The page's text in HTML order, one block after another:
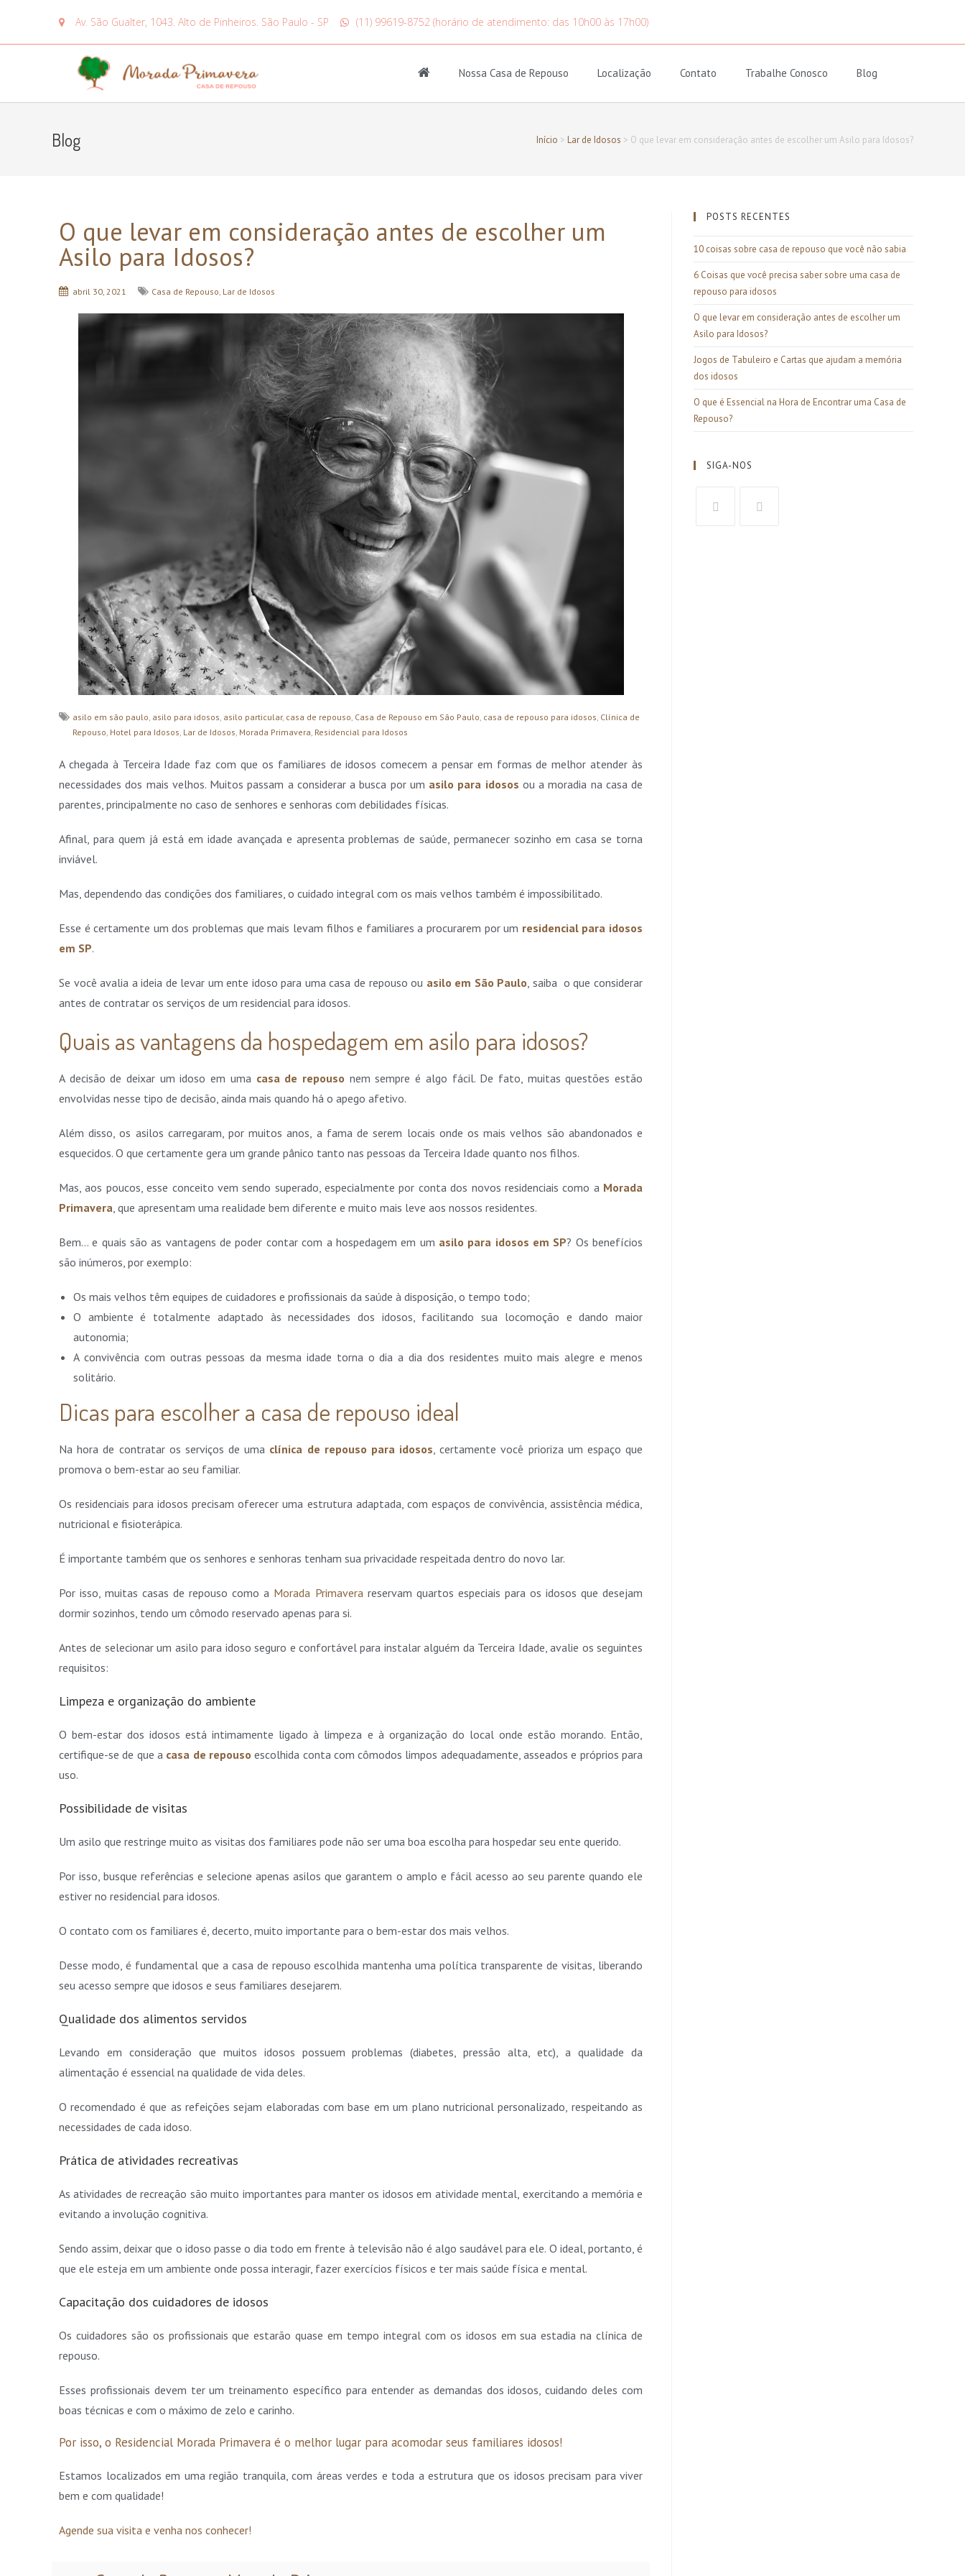
Av. São Gualter, 1043. Alto de Pinheiros. São Paulo - SP (11) 99619-8752 (horário de atendimento: das 10h00 às 17h00)
Nossa Casa de Repouso Localização Contato Trabalhe Conosco Blog
Blog Início > Lar de Idosos > O que levar em consideração antes de escolher um Asilo para Idosos?
O que levar em consideração antes de escolher um
Asilo para Idosos?
abril 30, 2021 Casa de Repouso, Lar de Idosos
asilo em são paulo, asilo para idosos, asilo particular, casa de repouso, Casa de Repouso em São Paulo, casa de repouso para idosos, Clínica de
Repouso, Hotel para Idosos, Lar de Idosos, Morada Primavera, Residencial para Idosos
A chegada à Terceira Idade faz com que os familiares de idosos comecem a pensar em formas de melhor atender às
necessidades dos mais velhos. Muitos passam a considerar a busca por um asilo para idosos ou a moradia na casa de
parentes, principalmente no caso de senhores e senhoras com debilidades físicas.
Afinal, para quem já está em idade avançada e apresenta problemas de saúde, permanecer sozinho em casa se torna
inviável.
Mas, dependendo das condições dos familiares, o cuidado integral com os mais velhos também é impossibilitado.
Esse é certamente um dos problemas que mais levam filhos e familiares a procurarem por um residencial para idosos
em SP.
Se você avalia a ideia de levar um ente idoso para uma casa de repouso ou asilo em São Paulo, saiba o que considerar
antes de contratar os serviços de um residencial para idosos.
Quais as vantagens da hospedagem em asilo para idosos?
A decisão de deixar um idoso em uma casa de repouso nem sempre é algo fácil. De fato, muitas questões estão
envolvidas nesse tipo de decisão, ainda mais quando há o apego afetivo.
Além disso, os asilos carregaram, por muitos anos, a fama de serem locais onde os mais velhos são abandonados e
esquecidos. O que certamente gera um grande pânico tanto nas pessoas da Terceira Idade quanto nos filhos.
Mas, aos poucos, esse conceito vem sendo superado, especialmente por conta dos novos residenciais como a Morada
Primavera, que apresentam uma realidade bem diferente e muito mais leve aos nossos residentes.
Bem… e quais são as vantagens de poder contar com a hospedagem em um asilo para idosos em SP? Os benefícios
são inúmeros, por exemplo:
Os mais velhos têm equipes de cuidadores e profissionais da saúde à disposição, o tempo todo;
O ambiente é totalmente adaptado às necessidades dos idosos, facilitando sua locomoção e dando maior
autonomia;
A convivência com outras pessoas da mesma idade torna o dia a dia dos residentes muito mais alegre e menos
solitário.
Dicas para escolher a casa de repouso ideal
Na hora de contratar os serviços de uma clínica de repouso para idosos, certamente você prioriza um espaço que
promova o bem-estar ao seu familiar.
Os residenciais para idosos precisam oferecer uma estrutura adaptada, com espaços de convivência, assistência médica,
nutricional e fisioterápica.
É importante também que os senhores e senhoras tenham sua privacidade respeitada dentro do novo lar.
Por isso, muitas casas de repouso como a Morada Primaverareservam quartos especiais para os idosos que desejam
dormir sozinhos, tendo um cômodo reservado apenas para si.
Antes de selecionar um asilo para idoso seguro e confortável para instalar alguém da Terceira Idade, avalie os seguintes
requisitos:
Limpeza e organização do ambiente
O bem-estar dos idosos está intimamente ligado à limpeza e à organização do local onde estão morando. Então,
certifique-se de que a casa de repouso escolhida conta com cômodos limpos adequadamente, asseados e próprios para
uso.
Possibilidade de visitas
Um asilo que restringe muito as visitas dos familiares pode não ser uma boa escolha para hospedar seu ente querido.
Por isso, busque referências e selecione apenas asilos que garantem o amplo e fácil acesso ao seu parente quando ele
estiver no residencial para idosos.
O contato com os familiares é, decerto, muito importante para o bem-estar dos mais velhos.
Desse modo, é fundamental que a casa de repouso escolhida mantenha uma política transparente de visitas, liberando
seu acesso sempre que idosos e seus familiares desejarem.
Qualidade dos alimentos servidos
Levando em consideração que muitos idosos possuem problemas (diabetes, pressão alta, etc), a qualidade da
alimentação é essencial na qualidade de vida deles.
O recomendado é que as refeições sejam elaboradas com base em um plano nutricional personalizado, respeitando as
necessidades de cada idoso.
Prática de atividades recreativas
As atividades de recreação são muito importantes para manter os idosos em atividade mental, exercitando a memória e
evitando a involução cognitiva.
Sendo assim, deixar que o idoso passe o dia todo em frente à televisão não é algo saudável para ele. O ideal, portanto, é
que ele esteja em um ambiente onde possa interagir, fazer exercícios físicos e ter mais saúde física e mental.
Capacitação dos cuidadores de idosos
Os cuidadores são os profissionais que estarão quase em tempo integral com os idosos em sua estadia na clínica de
repouso.
Esses profissionais devem ter um treinamento específico para entender as demandas dos idosos, cuidando deles com
boas técnicas e com o máximo de zelo e carinho.
Por isso, o Residencial Morada Primavera é o melhor lugar para acomodar seus familiares idosos!
Estamos localizados em uma região tranquila, com áreas verdes e toda a estrutura que os idosos precisam para viver
bem e com qualidade!
Agende sua visita e venha nos conhecer!
POSTS RECENTES
10 coisas sobre casa de repouso que você não sabia
6 Coisas que você precisa saber sobre uma casa de
repouso para idosos
O que levar em consideração antes de escolher um
Asilo para Idosos?
Jogos de Tabuleiro e Cartas que ajudam a memória
dos idosos
O que é Essencial na Hora de Encontrar uma Casa de
Repouso?
SIGA-NOS